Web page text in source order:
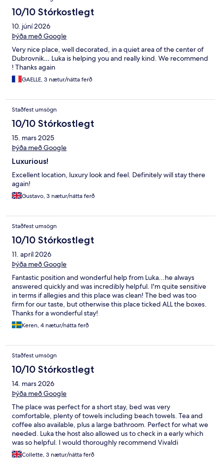
10/10 Stórkostlegt
10. júní 2026
Þýða með Google
Very nice place, well decorated, in a quiet area of the center of
Dubrovnik… Luka is helping you and really kind. We recommend
! Thanks again
GAELLE, 3 nætur/nátta ferð
Staðfest umsögn
10/10 Stórkostlegt
15. mars 2025
Þýða með Google
Luxurious!
Excellent location, luxury look and feel. Definitely will stay there
again!
Gustavo, 3 nætur/nátta ferð
Staðfest umsögn
10/10 Stórkostlegt
11. apríl 2026
Þýða með Google
Fantastic position and wonderful help from Luka...he always
answered quickly and was incredibly helpful. I'm quite sensitive
in terms if allegies and this place was clean! The bed was too
firm for our taste, but otherwise this place ticked ALL the boxes.
Thanks for a wonderful stay!
Keren, 4 nætur/nátta ferð
Staðfest umsögn
10/10 Stórkostlegt
14. mars 2026
Þýða með Google
The place was perfect for a short stay, bed was very
comfortable, plenty of towels including beach towels. Tea and
coffee also available, plus a large bathroom. Perfect for what we
needed. Luka the host also allowed us to check in a early which
was so helpful. I would thoroughly recommend Vivaldi
Collette, 3 nætur/nátta ferð